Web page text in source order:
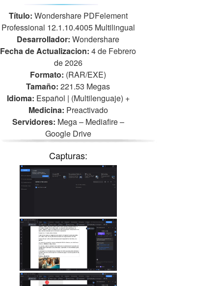
Título: Wondershare PDFelement
Professional 12.1.10.4005 Multilingual
Desarrollador:Wondershare
Fecha de Actualizacion: 4 de Febrero
de 2026
Formato: (RAR/EXE)
Tamaño: 221.53 Megas
Idioma: Español | (Multilenguaje) +
Medicina: Preactivado
Servidores: Mega – Mediafire –
Google Drive
Capturas: